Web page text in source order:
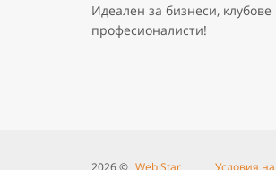
Идеален за бизнеси,
професионалисти!
2026 © Web Star Условия на